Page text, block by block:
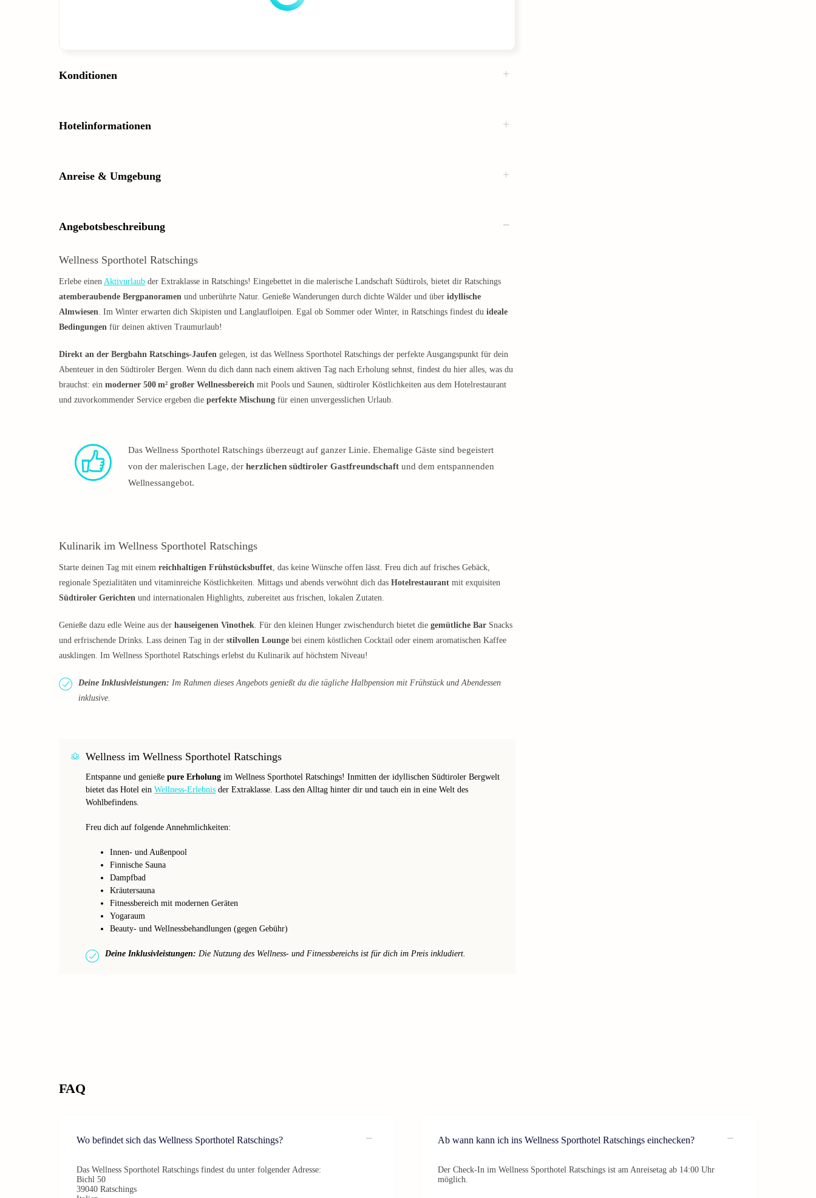
Konditionen
Hotelinformationen
Anreise & Umgebung
Angebotsbeschreibung
Wellness Sporthotel Ratschings
Erlebe einen Aktivurlaub der Extraklasse in Ratschings! Eingebettet in die malerische Landschaft Südtirols, bietet dir Ratschings
atemberaubende Bergpanoramen und unberührte Natur. Genieße Wanderungen durch dichte Wälder und über idyllische
Almwiesen . Im Winter erwarten dich Skipisten und Langlaufloipen. Egal ob Sommer oder Winter, in Ratschings findest du ideale
Bedingungen für deinen aktiven Traumurlaub!
Direkt an der Bergbahn Ratschings-Jaufen gelegen, ist das Wellness Sporthotel Ratschings der perfekte Ausgangspunkt für dein
Abenteuer in den Südtiroler Bergen. Wenn du dich dann nach einem aktiven Tag nach Erholung sehnst, findest du hier alles, was du
brauchst: ein moderner 500 m² großer Wellnessbereich mit Pools und Saunen, südtiroler Köstlichkeiten aus dem Hotelrestaurant
und zuvorkommender Service ergeben die perfekte Mischung für einen unvergesslichen Urlaub.
Das Wellness Sporthotel Ratschings überzeugt auf ganzer Linie. Ehemalige Gäste sind begeistert
von der malerischen Lage, der herzlichen südtiroler Gastfreundschaft und dem entspannenden
Wellnessangebot.
Kulinarik im Wellness Sporthotel Ratschings
Starte deinen Tag mit einem reichhaltigen Frühstücksbuffet , das keine Wünsche offen lässt. Freu dich auf frisches Gebäck,
regionale Spezialitäten und vitaminreiche Köstlichkeiten. Mittags und abends verwöhnt dich das Hotelrestaurant mit exquisiten
Südtiroler Gerichten und internationalen Highlights, zubereitet aus frischen, lokalen Zutaten.
Genieße dazu edle Weine aus der hauseigenen Vinothek . Für den kleinen Hunger zwischendurch bietet die gemütliche Bar Snacks
und erfrischende Drinks. Lass deinen Tag in der stilvollen Lounge bei einem köstlichen Cocktail oder einem aromatischen Kaffee
ausklingen. Im Wellness Sporthotel Ratschings erlebst du Kulinarik auf höchstem Niveau!
Deine Inklusivleistungen: Im Rahmen dieses Angebots genießt du die tägliche Halbpension mit Frühstück und Abendessen
inklusive.
Wellness im Wellness Sporthotel Ratschings
Entspanne und genieße pure Erholung im Wellness Sporthotel Ratschings! Inmitten der idyllischen Südtiroler Bergwelt
bietet das Hotel ein Wellness-Erlebnis der Extraklasse. Lass den Alltag hinter dir und tauch ein in eine Welt des
Wohlbefindens.
Freu dich auf folgende Annehmlichkeiten:
Innen- und Außenpool
Finnische Sauna
Dampfbad
Kräutersauna
Fitnessbereich mit modernen Geräten
Yogaraum
Beauty- und Wellnessbehandlungen (gegen Gebühr)
Deine Inklusivleistungen: Die Nutzung des Wellness- und Fitnessbereichs ist für dich im Preis inkludiert.
FAQ
Wo befindet sich das Wellness Sporthotel Ratschings?
Das Wellness Sporthotel Ratschings findest du unter folgender Adresse:
Bichl 50
39040 Ratschings
Ab wann kann ich ins Wellness Sporthotel Ratschings einchecken?
Der Check-In im Wellness Sporthotel Ratschings ist am Anreisetag ab 14:00 Uhr
möglich.